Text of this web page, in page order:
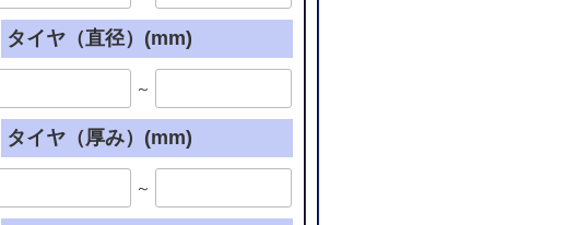
タイヤ（直径）(mm)
～
タイヤ（厚み）(mm)
～